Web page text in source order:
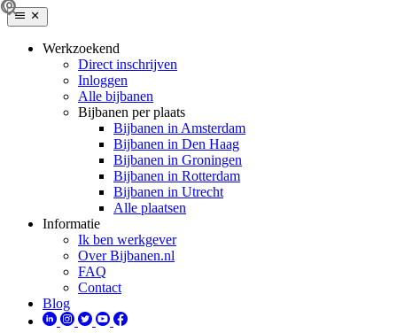
Werkzoekend
Direct inschrijven
Inloggen
Alle bijbanen
Bijbanen per plaats
Bijbanen in Amsterdam
Bijbanen in Den Haag
Bijbanen in Groningen
Bijbanen in Rotterdam
Bijbanen in Utrecht
Alle plaatsen
Informatie
Ik ben werkgever
Over Bijbanen.nl
FAQ
Contact
Blog